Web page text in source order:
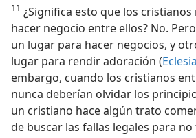
11 ¿Significa esto que los
hacer negocio entre ellos? No.
un lugar para hacer negocios, y
lugar para rendir adoración (
embargo, cuando los cristianos
nunca deberían olvidar los
un cristiano hace algún trato
de buscar las fallas legales para